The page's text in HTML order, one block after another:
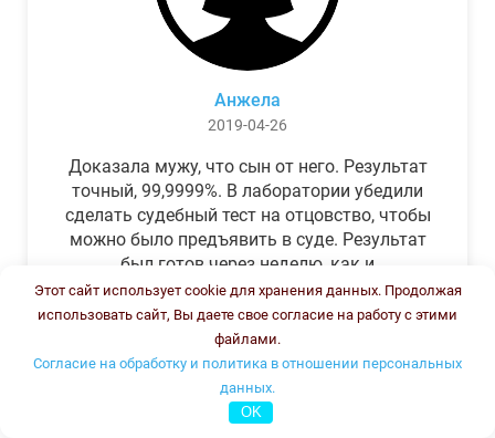
Анжела
2019-04-26
Доказала мужу, что сын от него. Результат
точный, 99,9999%. В лаборатории убедили
сделать судебный тест на отцовство, чтобы
можно было предъявить в суде. Результат
был готов через неделю, как и
обещали.Теперь муж бегает и извиняется.
Этот сайт использует cookie для хранения данных. Продолжая
использовать сайт, Вы даете свое согласие на работу с этими
файлами.
Согласие на обработку и политика в отношении персональных
данных.
OK